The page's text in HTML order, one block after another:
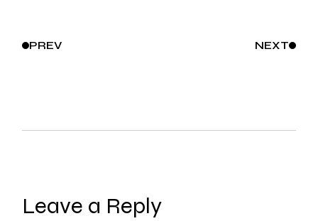
PREV NEXT
Leave a Reply